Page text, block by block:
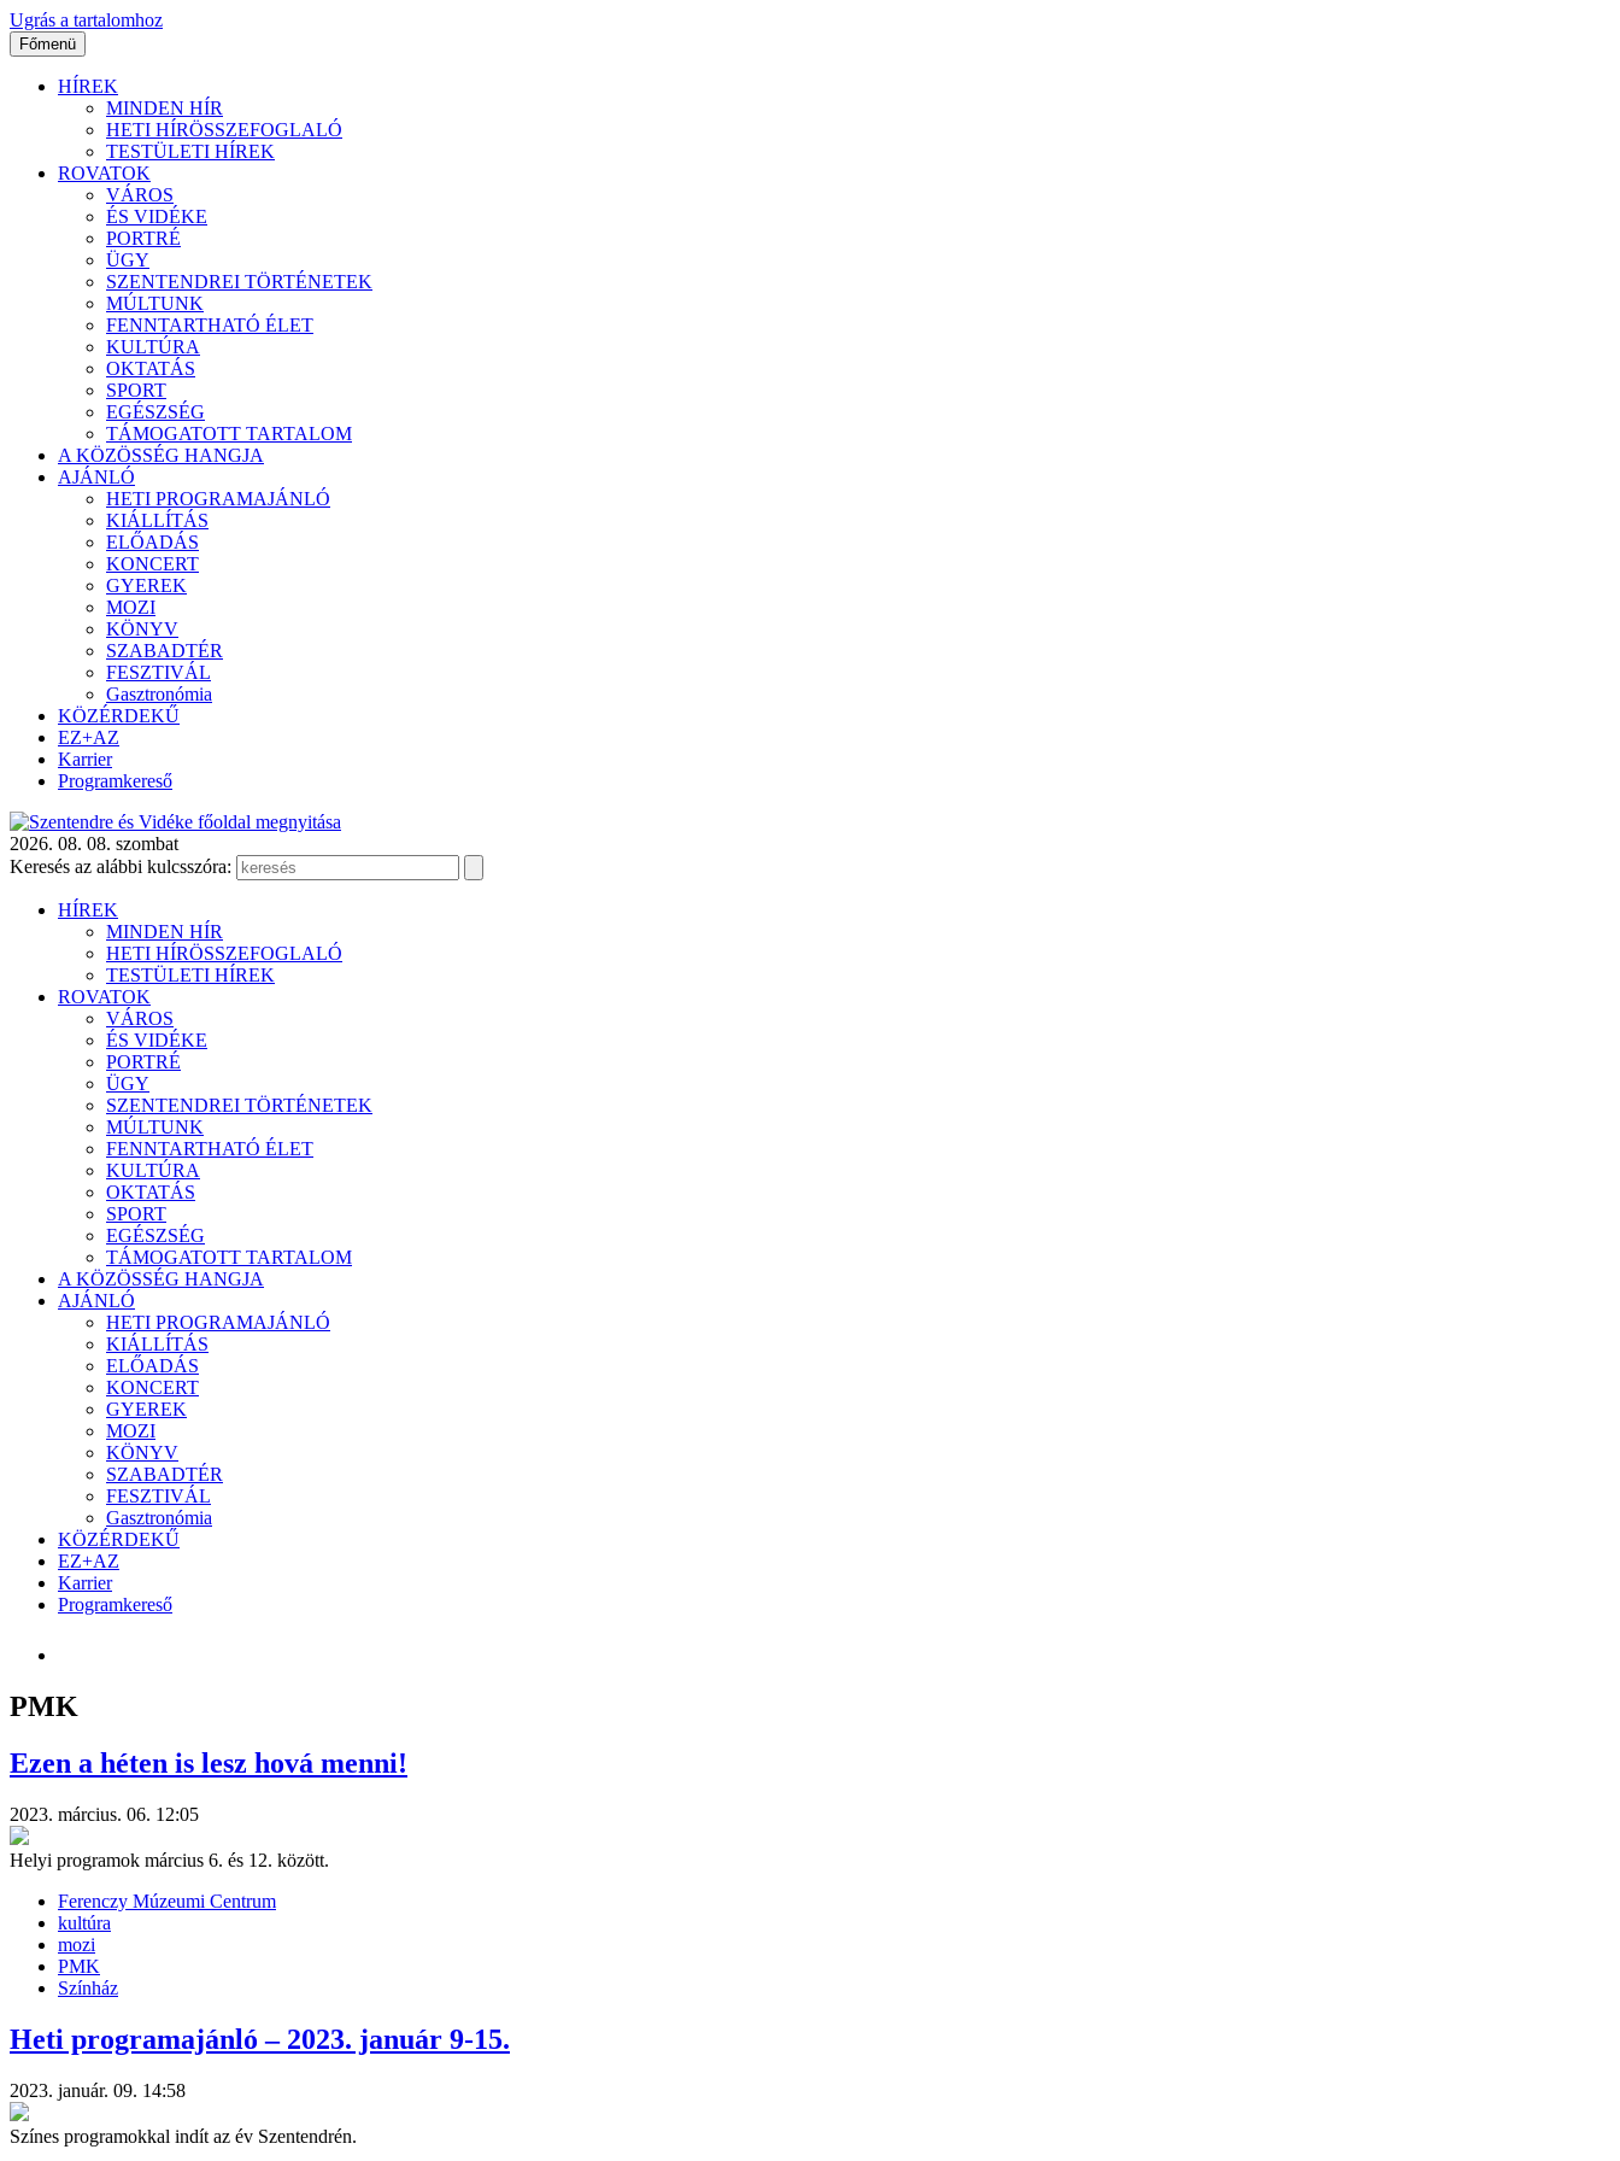
Ugrás a tartalomhoz
Főmenü
HÍREK
MINDEN HÍR
HETI HÍRÖSSZEFOGLALÓ
TESTÜLETI HÍREK
ROVATOK
VÁROS
ÉS VIDÉKE
PORTRÉ
ÜGY
SZENTENDREI TÖRTÉNETEK
MÚLTUNK
FENNTARTHATÓ ÉLET
KULTÚRA
OKTATÁS
SPORT
EGÉSZSÉG
TÁMOGATOTT TARTALOM
A KÖZÖSSÉG HANGJA
AJÁNLÓ
HETI PROGRAMAJÁNLÓ
KIÁLLÍTÁS
ELŐADÁS
KONCERT
GYEREK
MOZI
KÖNYV
SZABADTÉR
FESZTIVÁL
Gasztronómia
KÖZÉRDEKŰ
EZ+AZ
Karrier
Programkereső
2026. 08. 08. szombat
Keresés az alábbi kulcsszóra:
HÍREK
MINDEN HÍR
HETI HÍRÖSSZEFOGLALÓ
TESTÜLETI HÍREK
ROVATOK
VÁROS
ÉS VIDÉKE
PORTRÉ
ÜGY
SZENTENDREI TÖRTÉNETEK
MÚLTUNK
FENNTARTHATÓ ÉLET
KULTÚRA
OKTATÁS
SPORT
EGÉSZSÉG
TÁMOGATOTT TARTALOM
A KÖZÖSSÉG HANGJA
AJÁNLÓ
HETI PROGRAMAJÁNLÓ
KIÁLLÍTÁS
ELŐADÁS
KONCERT
GYEREK
MOZI
KÖNYV
SZABADTÉR
FESZTIVÁL
Gasztronómia
KÖZÉRDEKŰ
EZ+AZ
Karrier
Programkereső
PMK
Ezen a héten is lesz hová menni!
2023. március. 06. 12:05
Helyi programok március 6. és 12. között.
Ferenczy Múzeumi Centrum
kultúra
mozi
PMK
Színház
Heti programajánló – 2023. január 9-15.
2023. január. 09. 14:58
Színes programokkal indít az év Szentendrén.